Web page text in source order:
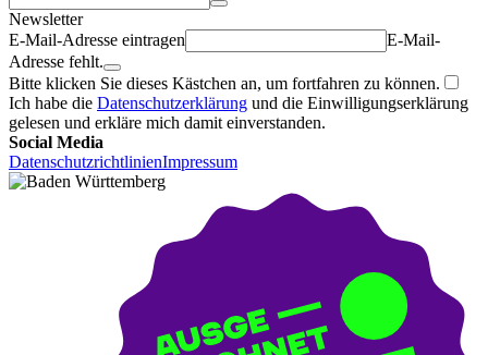
Newsletter
E-Mail-Adresse eintragen
E-Mail-
Adresse fehlt.
Bitte klicken Sie dieses Kästchen an, um fortfahren zu können.
Ich habe die Datenschutzerklärung und die Einwilligungserklärung
gelesen und erkläre mich damit einverstanden.
Social Media
DatenschutzrichtlinienImpressum